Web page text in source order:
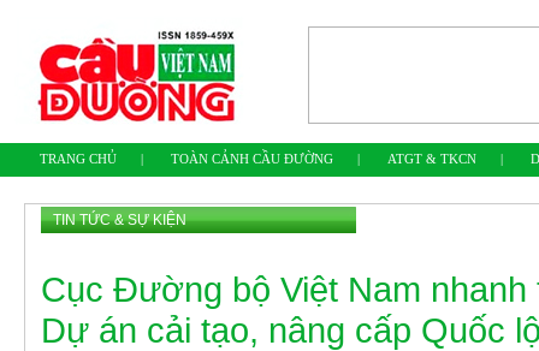
TRANG CHỦ | TOÀN CẢNH CẦU ĐƯỜNG | ATGT & TKCN |
TIN TỨC & SỰ KIỆN
Cục Đường bộ Việt Nam nhanh
Dự án cải tạo, nâng cấp Quốc